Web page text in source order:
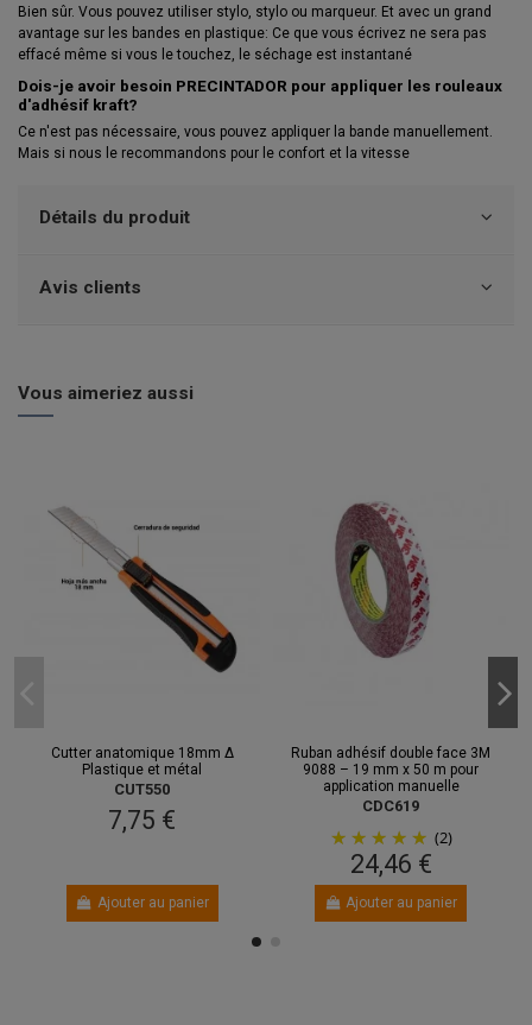
Bien sûr. Vous pouvez utiliser stylo, stylo ou marqueur. Et avec un grand
avantage sur les bandes en plastique: Ce que vous écrivez ne sera pas
effacé même si vous le touchez, le séchage est instantané
Dois-je avoir besoin PRECINTADOR pour appliquer les rouleaux
d'adhésif kraft?
Ce n'est pas nécessaire, vous pouvez appliquer la bande manuellement.
Mais si nous le recommandons pour le confort et la vitesse
Détails du produit
Avis clients
Vous aimeriez aussi
Cutter anatomique 18mm Δ
Plastique et métal
CUT550
7,75 €
Ajouter au panier
Ruban adhésif double face 3M
9088 – 19 mm x 50 m pour
application manuelle
CDC619
(2)
24,46 €
Ajouter au panier